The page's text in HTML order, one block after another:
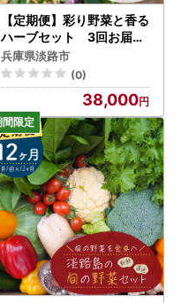
【定期便】彩り野菜と香る
ハーブセット 3回お届け
野菜
兵庫県淡路市
(0)
38,000